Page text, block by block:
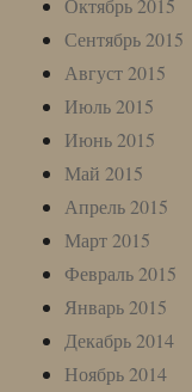
Октябрь 2015
Сентябрь 2015
Август 2015
Июль 2015
Июнь 2015
Май 2015
Апрель 2015
Март 2015
Февраль 2015
Январь 2015
Декабрь 2014
Ноябрь 2014